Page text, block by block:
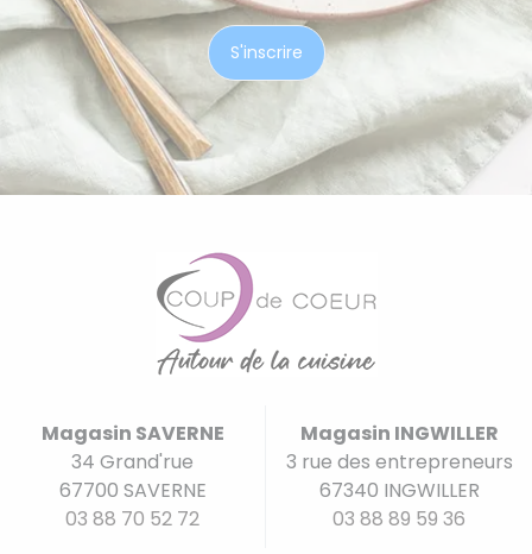
Magasin SAVERNE
34 Grand'rue
67700 SAVERNE
03 88 70 52 72
Magasin INGWILLER
3 rue des entrepreneurs
67340 INGWILLER
03 88 89 59 36